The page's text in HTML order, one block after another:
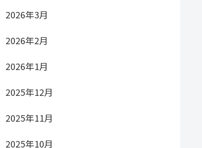
2026年3月
2026年2月
2026年1月
2025年12月
2025年11月
2025年10月